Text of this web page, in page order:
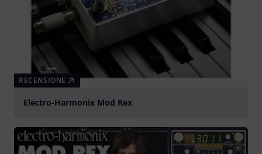
RECENSIONE
Electro-Harmonix Mod Rex